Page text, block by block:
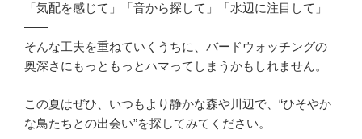
「気配を感じて」「音から探して」「水辺に注目して」
――
そんな工夫を重ねていくうちに、バードウォッチングの
奥深さにもっともっとハマってしまうかもしれません。
この夏はぜひ、いつもより静かな森や川辺で、“ひそやか
な鳥たちとの出会い”を探してみてください。